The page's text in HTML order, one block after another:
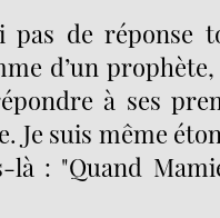
pas de réponse
d’un
à ses
Je suis même
là : "Quand